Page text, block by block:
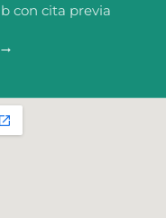
con cita previa